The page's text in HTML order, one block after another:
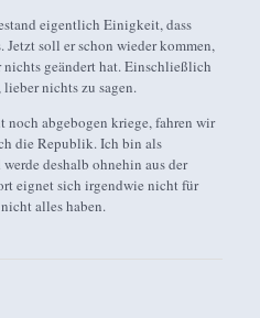
eigentlich Einigkeit, dass
Jetzt soll er schon wieder kommen,
geändert hat. Einschließlich
lieber nichts zu sagen.
abgebogen kriege, fahren wir
die Republik. Ich bin als
deshalb ohnehin aus der
eignet sich irgendwie nicht für
alles haben.